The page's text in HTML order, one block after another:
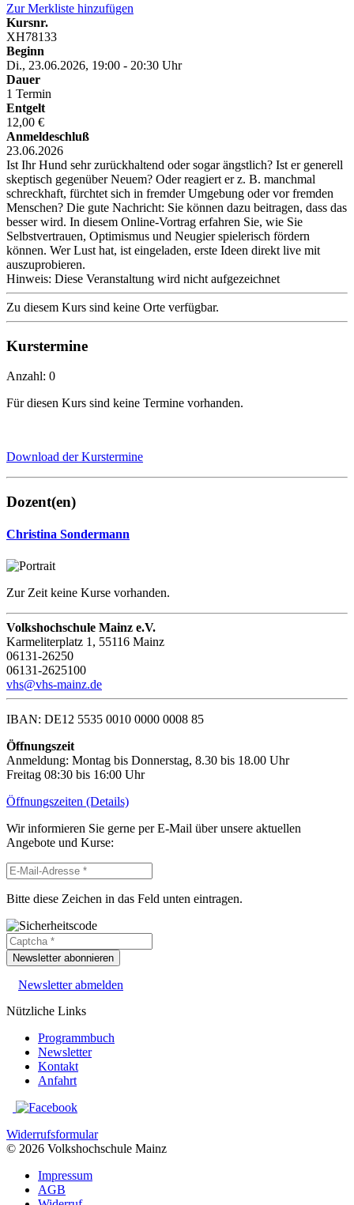
Zur Merkliste hinzufügen
Kursnr.
XH78133
Beginn
Di., 23.06.2026, 19:00 - 20:30 Uhr
Dauer
1 Termin
Entgelt
12,00 €
Anmeldeschluß
23.06.2026
Ist Ihr Hund sehr zurückhaltend oder sogar ängstlich? Ist er generell
skeptisch gegenüber Neuem? Oder reagiert er z. B. manchmal
schreckhaft, fürchtet sich in fremder Umgebung oder vor fremden
Menschen? Die gute Nachricht: Sie können dazu beitragen, dass das
besser wird. In diesem Online-Vortrag erfahren Sie, wie Sie
Selbstvertrauen, Optimismus und Neugier spielerisch fördern
können. Wer Lust hat, ist eingeladen, erste Ideen direkt live mit
auszuprobieren.
Hinweis: Diese Veranstaltung wird nicht aufgezeichnet
Zu diesem Kurs sind keine Orte verfügbar.
Kurstermine
Anzahl: 0
Für diesen Kurs sind keine Termine vorhanden.
Download der Kurstermine
Dozent(en)
Christina Sondermann
Zur Zeit keine Kurse vorhanden.
Volkshochschule Mainz e.V.
Karmeliterplatz 1, 55116 Mainz
06131-26250
06131-2625100
vhs@vhs-mainz.de
IBAN: DE12 5535 0010 0000 0008 85
Öffnungszeit
Anmeldung: Montag bis Donnerstag, 8.30 bis 18.00 Uhr
Freitag 08:30 bis 16:00 Uhr
Öffnungszeiten (Details)
Wir informieren Sie gerne per E-Mail über unsere aktuellen
Angebote und Kurse:
Bitte diese Zeichen in das Feld unten eintragen.
Newsletter abonnieren
Newsletter abmelden
Nützliche Links
Programmbuch
Newsletter
Kontakt
Anfahrt
Widerrufsformular
© 2026 Volkshochschule Mainz
Impressum
AGB